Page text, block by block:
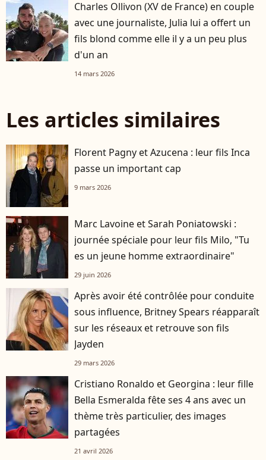
Charles Ollivon (XV de France) en couple
avec une journaliste, Julia lui a offert un
fils blond comme elle il y a un peu plus
d'un an
14 mars 2026
Les articles similaires
Florent Pagny et Azucena : leur fils Inca
passe un important cap
9 mars 2026
Marc Lavoine et Sarah Poniatowski :
journée spéciale pour leur fils Milo, "Tu
es un jeune homme extraordinaire"
29 juin 2026
Après avoir été contrôlée pour conduite
sous influence, Britney Spears réapparaît
sur les réseaux et retrouve son fils
Jayden
29 mars 2026
Cristiano Ronaldo et Georgina : leur fille
Bella Esmeralda fête ses 4 ans avec un
thème très particulier, des images
partagées
21 avril 2026